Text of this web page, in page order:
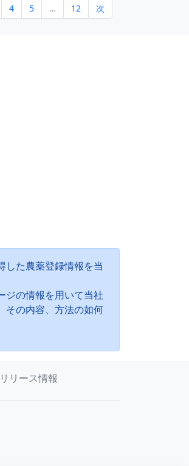
4 5 … 12 次
した農薬登録情報を当
ジの情報を用いて当社
その内容、方法の如何
リリース情報